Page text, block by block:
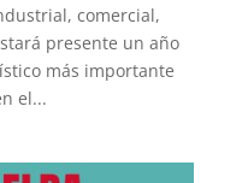
comercial,
presente un año
más importante
el...